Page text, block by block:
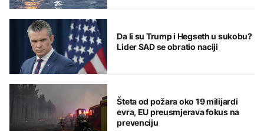
Da li su Trump i Hegseth u sukobu?
Lider SAD se obratio naciji
Šteta od požara oko 19 milijardi
evra, EU preusmjerava fokus na
prevenciju